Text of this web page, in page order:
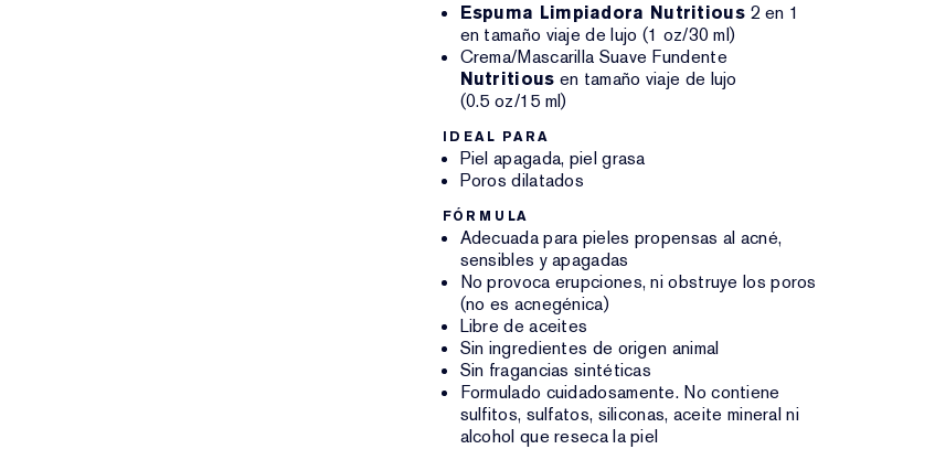
Espuma Limpiadora Nutritious2 en 1
en tamaño viaje de lujo (1 oz/30 ml)
Crema/Mascarilla Suave Fundente
Nutritious en tamaño viaje de lujo
(0.5 oz/15 ml)
IDEAL PARA
Piel apagada, piel grasa
Poros dilatados
FÓRMULA
Adecuada para pieles propensas al acné,
sensibles y apagadas
No provoca erupciones, ni obstruye los poros
(no es acnegénica)
Libre de aceites
Sin ingredientes de origen animal
Sin fragancias sintéticas
Formulado cuidadosamente. No contiene
sulfitos, sulfatos, siliconas, aceite mineral ni
alcohol que reseca la piel